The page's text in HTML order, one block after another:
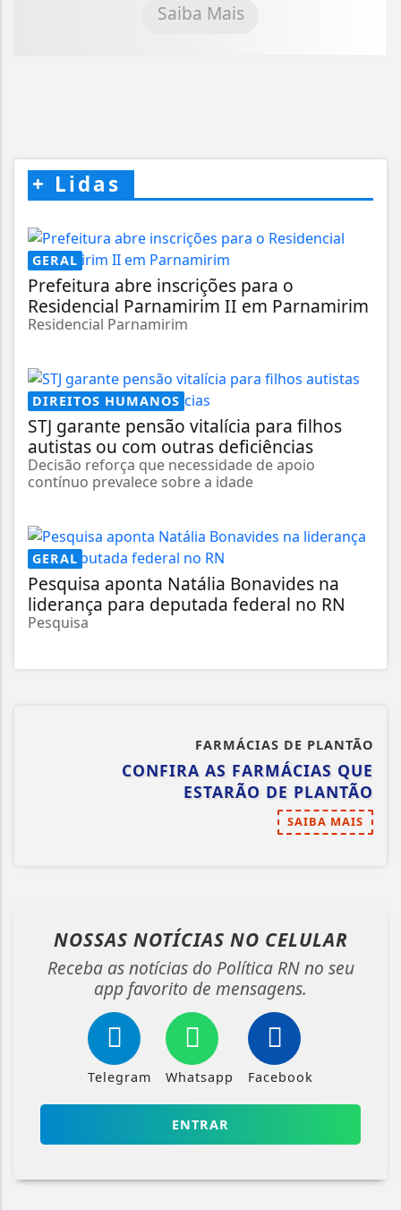
Saiba Mais
+ Lidas
GERAL
Prefeitura abre inscrições para o
Residencial Parnamirim II em Parnamirim
Residencial Parnamirim
DIREITOS HUMANOS
STJ garante pensão vitalícia para filhos
autistas ou com outras deficiências
Decisão reforça que necessidade de apoio
contínuo prevalece sobre a idade
GERAL
Pesquisa aponta Natália Bonavides na
liderança para deputada federal no RN
Pesquisa
FARMÁCIAS DE PLANTÃO
CONFIRA AS FARMÁCIAS QUE
ESTARÃO DE PLANTÃO
SAIBA MAIS
NOSSAS NOTÍCIAS NO CELULAR
Receba as notícias do Política RN no seu
app favorito de mensagens.
Telegram Whatsapp Facebook
ENTRAR